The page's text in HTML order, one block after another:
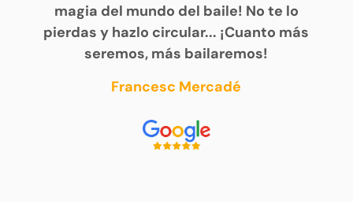
magia del mundo del baile! No te lo
pierdas y hazlo circular... ¡Cuanto más
seremos, más bailaremos!
Francesc Mercadé